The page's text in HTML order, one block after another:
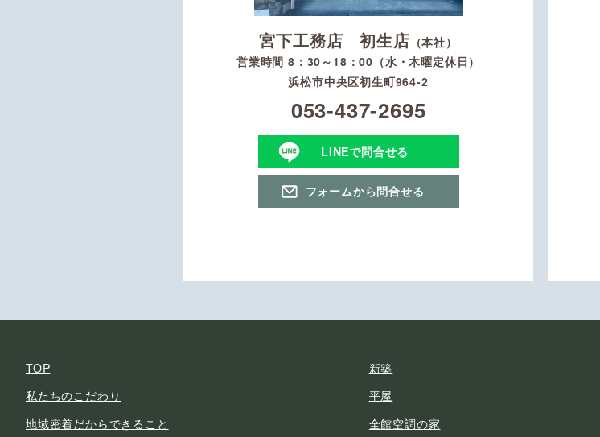
宮下工務店 初生店 （本社）
営業時間 8：30～18：00（水・木曜定休日）
浜松市中央区初生町964-2
053-437-2695
LINEで問合せる
フォームから問合せる
TOP
私たちのこだわり
地域密着だからできること
新築
平屋
全館空調の家